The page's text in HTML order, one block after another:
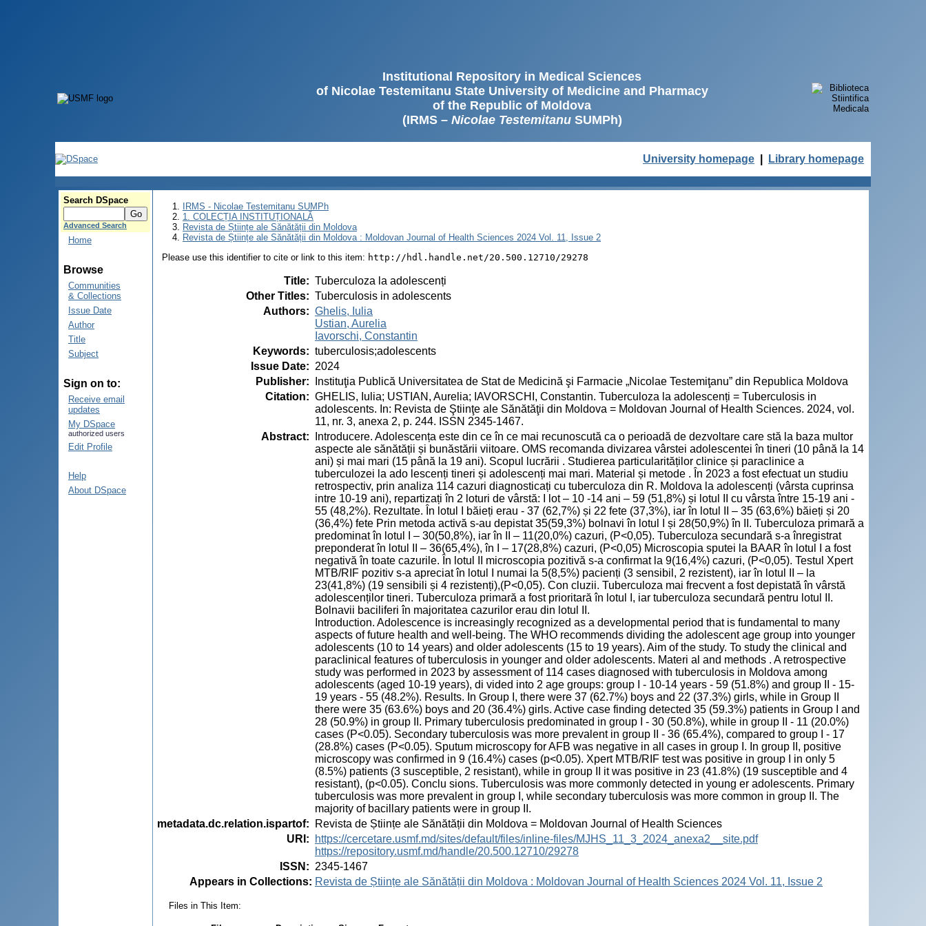
Institutional Repository in Medical Sciences
of Nicolae Testemitanu State University of Medicine and Pharmacy
of the Republic of Moldova
(IRMS – Nicolae TestemitanuSUMPh)
University homepage Library homepage
Search DSpace
Advanced Search
Home
Browse
Communities
& Collections
Issue Date
Author
Title
Subject
Sign on to:
Receive email
updates
My DSpace
authorized users
Edit Profile
Help
About DSpace
IRMS - Nicolae Testemitanu SUMPh
1. COLECȚIA INSTITUȚIONALĂ
Revista de Științe ale Sănătății din Moldova
Revista de Științe ale Sănătății din Moldova : Moldovan Journal of Health Sciences 2024 Vol. 11, Issue 2
Please use this identifier to cite or link to this item: http://hdl.handle.net/20.500.12710/29278
Title: Tuberculoza la adolescenți
Other Titles: Tuberculosis in adolescents
Authors: Ghelis, Iulia
Ustian, Aurelia
Iavorschi, Constantin
Keywords: tuberculosis;adolescents
Issue Date: 2024
Publisher:
Instituţia Publică Universitatea de Stat de Medicină şi Farmacie „Nicolae Testemiţanu” din Republica Moldova
Citation: GHELIS, Iulia; USTIAN, Aurelia; IAVORSCHI, Constantin. Tuberculoza la adolescenți = Tuberculosis in
adolescents. In: Revista de Ştiinţe ale Sănătăţii din Moldova = Moldovan Journal of Health Sciences. 2024, vol.
11, nr. 3, anexa 2, p. 244. ISSN 2345-1467.
Abstract:
Introducere. Adolescența este din ce în ce mai recunoscută ca o perioadă de dezvoltare care stă la baza multor
aspecte ale sănătății și bunăstării viitoare. OMS recomanda divizarea vârstei adolescentei în tineri (10 până la 14
ani) și mai mari (15 până la 19 ani). Scopul lucrării . Studierea particularităților clinice și paraclinice a
tuberculozei la ado lescenți tineri și adolescenți mai mari. Material și metode . În 2023 a fost efectuat un studiu
retrospectiv, prin analiza 114 cazuri diagnosticați cu tuberculoza din R. Moldova la adolescenți (vârsta cuprinsa
intre 10-19 ani), repartizați în 2 loturi de vârstă: I lot – 10 -14 ani – 59 (51,8%) și lotul II cu vârsta între 15-19 ani -
55 (48,2%). Rezultate. În lotul I băieți erau - 37 (62,7%) și 22 fete (37,3%), iar în lotul II – 35 (63,6%) băieți și 20
(36,4%) fete Prin metoda activă s-au depistat 35(59,3%) bolnavi în lotul I și 28(50,9%) în II. Tuberculoza primară a
predominat în lotul I – 30(50,8%), iar în II – 11(20,0%) cazuri, (P<0,05). Tuberculoza secundară s-a înregistrat
preponderat în lotul II – 36(65,4%), în I – 17(28,8%) cazuri, (P<0,05) Microscopia sputei la BAAR în lotul I a fost
negativă în toate cazurile. În lotul II microscopia pozitivă s-a confirmat la 9(16,4%) cazuri, (P<0,05). Testul Xpert
MTB/RIF pozitiv s-a apreciat în lotul I numai la 5(8,5%) pacienți (3 sensibil, 2 rezistent), iar în lotul II – la
23(41,8%) (19 sensibili și 4 rezistenți),(P<0,05). Con cluzii. Tuberculoza mai frecvent a fost depistată în vârstă
adolescenților tineri. Tuberculoza primară a fost prioritară în lotul I, iar tuberculoza secundară pentru lotul II.
Bolnavii baciliferi în majoritatea cazurilor erau din lotul II.
Introduction. Adolescence is increasingly recognized as a developmental period that is fundamental to many
aspects of future health and well-being. The WHO recommends dividing the adolescent age group into younger
adolescents (10 to 14 years) and older adolescents (15 to 19 years). Aim of the study. To study the clinical and
paraclinical features of tuberculosis in younger and older adolescents. Materi al and methods . A retrospective
study was performed in 2023 by assessment of 114 cases diagnosed with tuberculosis in Moldova among
adolescents (aged 10-19 years), di vided into 2 age groups: group I - 10-14 years - 59 (51.8%) and group II - 15-
19 years - 55 (48.2%). Results. In Group I, there were 37 (62.7%) boys and 22 (37.3%) girls, while in Group II
there were 35 (63.6%) boys and 20 (36.4%) girls. Active case finding detected 35 (59.3%) patients in Group I and
28 (50.9%) in group II. Primary tuberculosis predominated in group I - 30 (50.8%), while in group II - 11 (20.0%)
cases (P<0.05). Secondary tuberculosis was more prevalent in group II - 36 (65.4%), compared to group I - 17
(28.8%) cases (P<0.05). Sputum microscopy for AFB was negative in all cases in group I. In group II, positive
microscopy was confirmed in 9 (16.4%) cases (p<0.05). Xpert MTB/RIF test was positive in group I in only 5
(8.5%) patients (3 susceptible, 2 resistant), while in group II it was positive in 23 (41.8%) (19 susceptible and 4
resistant), (p<0.05). Conclu sions. Tuberculosis was more commonly detected in young er adolescents. Primary
tuberculosis was more prevalent in group I, while secondary tuberculosis was more common in group II. The
majority of bacillary patients were in group II.
metadata.dc.relation.ispartof:
Revista de Științe ale Sănătății din Moldova = Moldovan Journal of Health Sciences
URI :
https://cercetare.usmf.md/sites/default/files/inline-files/MJHS_11_3_2024_anexa2__site.pdf
https://repository.usmf.md/handle/20.500.12710/29278
ISSN : 2345-1467
Appears in Collections: Revista de Științe ale Sănătății din Moldova : Moldovan Journal of Health Sciences 2024 Vol. 11, Issue 2
Files in This Item: